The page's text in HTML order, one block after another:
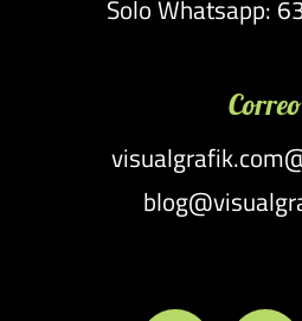
Solo Whatsapp:
Correo